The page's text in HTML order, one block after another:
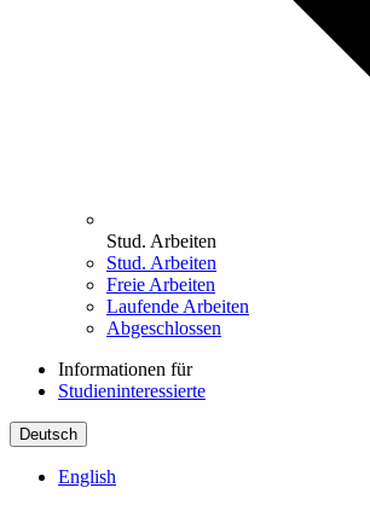
Stud. Arbeiten
Stud. Arbeiten
Freie Arbeiten
Laufende Arbeiten
Abgeschlossen
Informationen für
Studieninteressierte
Deutsch
English